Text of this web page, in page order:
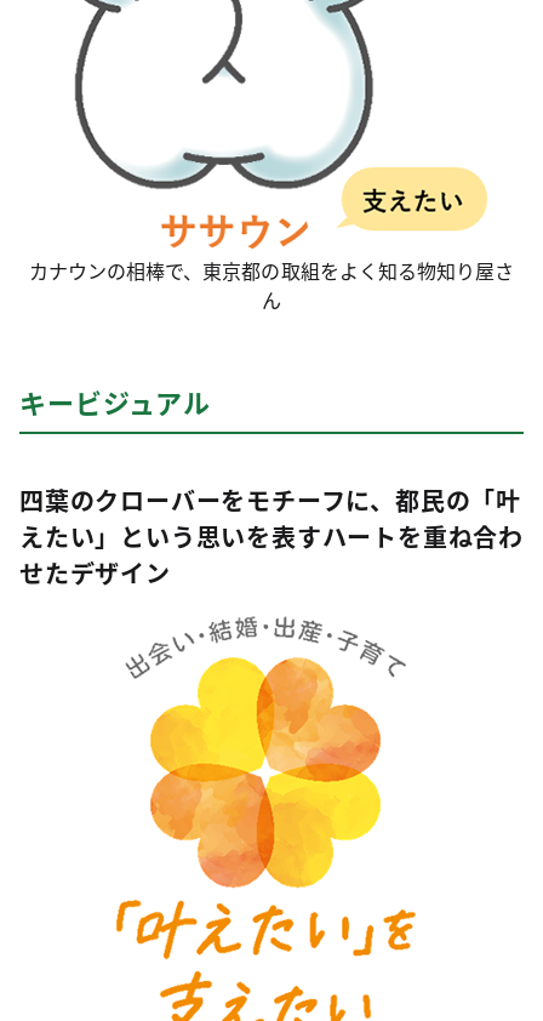
カナウンの相棒で、東京都の取組をよく知る物知り屋さ
ん
キービジュアル
四葉のクローバーをモチーフに、都民の「叶
えたい」という思いを表すハートを重ね合わ
せたデザイン